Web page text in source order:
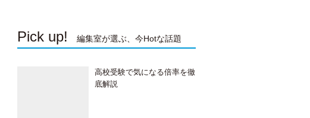
Pick up! 編集室が選ぶ、今Hotな話題
高校受験で気になる倍率を徹
底解説